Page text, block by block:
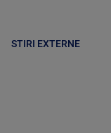
STIRI EXTERNE